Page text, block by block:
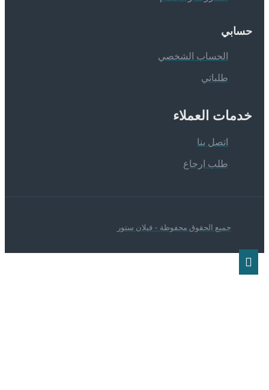
الحساب الشخصي
طلباتي
العملاء
اتصل بنا
طلب ارجاع
جميع الحقوق محفوظة - فيلان ستور